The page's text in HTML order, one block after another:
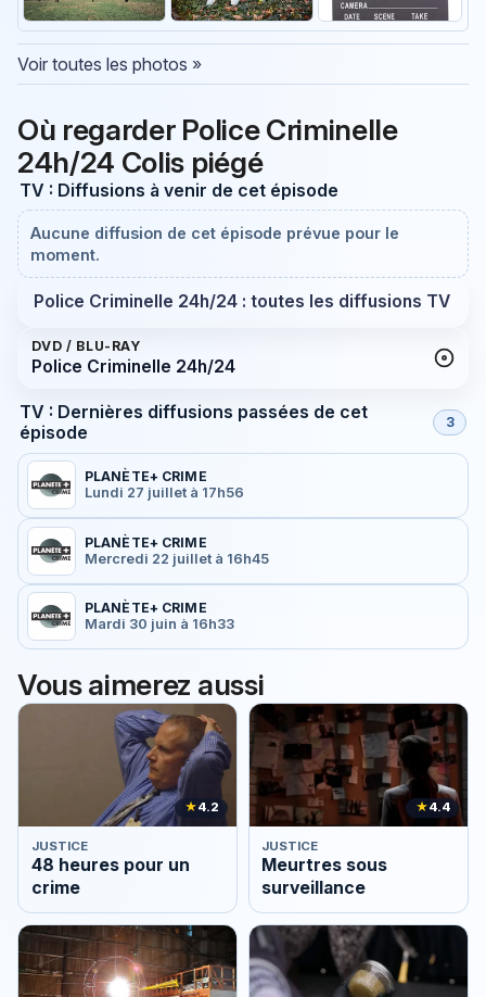
Voir toutes les photos »
Où regarder Police Criminelle
24h/24 Colis piégé
TV : Diffusions à venir de cet épisode
Aucune diffusion de cet épisode prévue pour le
moment.
Police Criminelle 24h/24 : toutes les diffusions TV
DVD / BLU-RAY
Police Criminelle 24h/24
TV : Dernières diffusions passées de cet
épisode
3
PLANÈTE+ CRIME
Lundi 27 juillet à 17h56
PLANÈTE+ CRIME
Mercredi 22 juillet à 16h45
PLANÈTE+ CRIME
Mardi 30 juin à 16h33
Vous aimerez aussi
★4.2
JUSTICE
48 heures pour un
crime
★4.4
JUSTICE
Meurtres sous
surveillance